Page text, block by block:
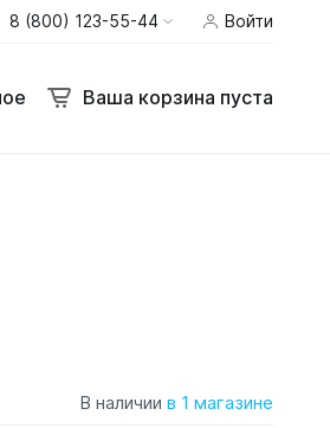
8 (800) 123-55-44 Войти
Ваша корзина пуста
В наличии в 1 магазине